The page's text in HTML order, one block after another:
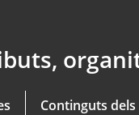
Continguts